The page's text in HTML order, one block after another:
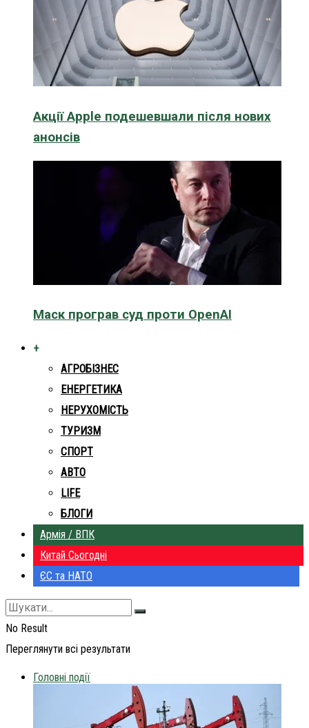
Акції Apple подешевшали після нових
анонсів
Маск програв суд проти OpenAI
+
АГРОБІЗНЕС
ЕНЕРГЕТИКА
НЕРУХОМІСТЬ
ТУРИЗМ
СПОРТ
АВТО
LIFE
БЛОГИ
Армія / ВПК
Китай Сьогодні
ЄС та НАТО
No Result
Переглянути всі результати
Головні події